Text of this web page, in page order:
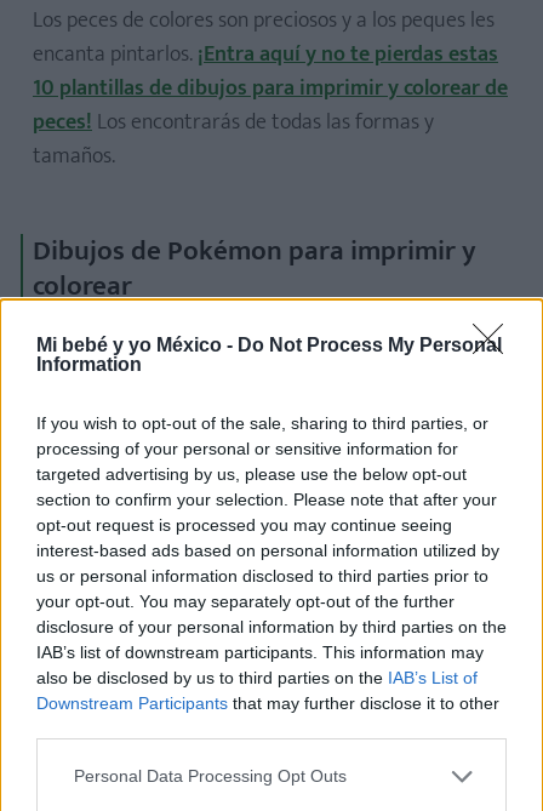
Mi bebé y yo México - Do Not Process My Personal
Information
If you wish to opt-out of the sale, sharing to third parties, or
processing of your personal or sensitive information for
targeted advertising by us, please use the below opt-out
section to confirm your selection. Please note that after your
opt-out request is processed you may continue seeing
interest-based ads based on personal information utilized by
us or personal information disclosed to third parties prior to
your opt-out. You may separately opt-out of the further
disclosure of your personal information by third parties on the
IAB’s list of downstream participants. This information may
also be disclosed by us to third parties on the IAB’s List of
Downstream Participants that may further disclose it to other
Personal Data Processing Opt Outs
Los peces de colores son preciosos y a los peques les
encanta pintarlos. ¡Entra aquí y no te pierdas estas
10 plantillas de dibujos para imprimir y colorear de
peces!Los encontrarás de todas las formas y
tamaños.
Dibujos de Pokémon para imprimir y
colorear
A los peques les suele gustar mucho todo lo
relacionado con Pokémon y otros personajes como
Pokémon,¡aquí tienes 10 plantillas de dibujos para
imprimir y colorear!¡Le encantarán!
Dibujos de princesas para imprimir y
colorear
Las princesas resultan fascinantes para muchas niñas
y niños. Y no sólo disfrutan disfrazándose, sino que
puedes descargar estos 10 dibujos de princesas